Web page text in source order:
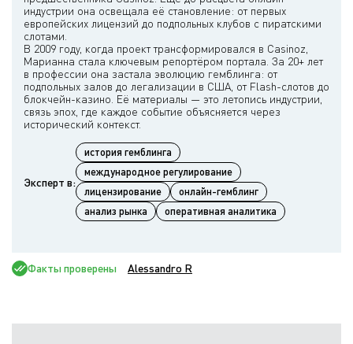
индустрии она освещала её становление: от первых
европейских лицензий до подпольных клубов с пиратскими
слотами.
В 2009 году, когда проект трансформировался в Casinoz,
Марианна стала ключевым репортёром портала. За 20+ лет
в профессии она застала эволюцию гемблинга: от
подпольных залов до легализации в США, от Flash-слотов до
блокчейн-казино. Её материалы — это летопись индустрии,
связь эпох, где каждое событие объясняется через
Эксперт в:
история гемблинга
международное регулирование
лицензирование
онлайн-гемблинг
анализ рынка
оперативная аналитика
Факты проверены Alessandro R